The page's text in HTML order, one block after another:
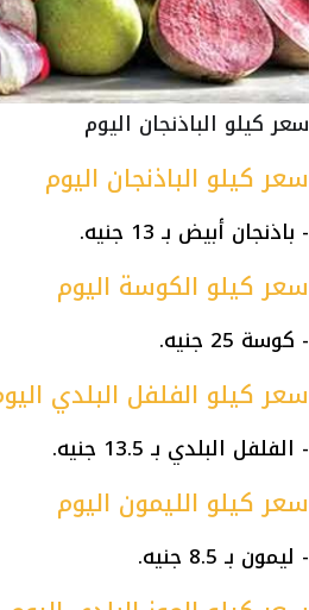
سعر كيلو الباذنجان اليوم
سعر كيلو الباذنجان اليوم
- باذنجان أبيض بـ 13 جنيه.
سعر كيلو الكوسة اليوم
- كوسة 25 جنيه.
سعر كيلو الفلفل البلدي
- الفلفل البلدي بـ 13.5 جنيه.
سعر كيلو الليمون اليوم
- ليمون بـ 8.5 جنيه.